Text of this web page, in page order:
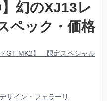
】幻のXJ13レ
ペック・価格
ドGT MK2】 限定スペシャル
デザイン・フェラーリ